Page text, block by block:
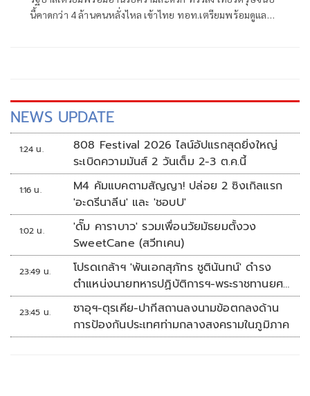
นี้คาดกว่า 4 ล้านคนหลั่งไหล เข้าไทย ทอท.เตรียมพร้อมดูแลทุก
NEWS UPDATE
1:24 น.
808 Festival 2026 ไลน์อัปแรกสุดยิ่งใหญ่
ระเบิดความมันส์ 2 วันเต็ม 2-3 ต.ค.นี้
1:16 น.
M4 คัมแบคตามสัญญา! ปล่อย 2 ซิงเกิลแรก
'อะดรีนาลีน' และ 'ชอบU'
1:02 น.
'ดั๊ม คาราบาว' รวมเพื่อนวัยมัธยมตั้งวง
SweetCane (สวีทเคน)
23:49 น.
โปรดเกล้าฯ 'พันเอกสุภัทร ชูตินันทน์' ดำรง
ตำแหน่งนายทหารปฏิบัติการฯ-พระราชทานยศ
'พลตรี'
23:45 น.
ซาอุฯ-ตุรเคีย-ปากีสถานลงนามข้อตกลงด้าน
การป้องกันประเทศท่ามกลางสงครามในภูมิภาค